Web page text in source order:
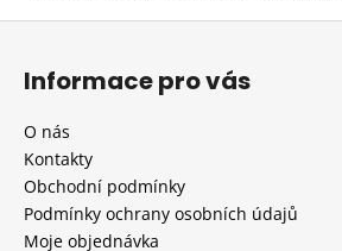
Informace pro vás
O nás
Kontakty
Obchodní podmínky
Podmínky ochrany osobních údajů
Moje objednávka